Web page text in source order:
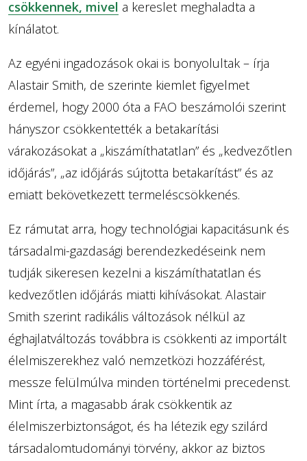
csökkennek, mivel a kereslet meghaladta a
kínálatot.
Az egyéni ingadozások okai is bonyolultak – írja
Alastair Smith, de szerinte kiemlet figyelmet
érdemel, hogy 2000 óta a FAO beszámolói szerint
hányszor csökkentették a betakarítási
várakozásokat a „kiszámíthatatlan” és „kedvezőtlen
időjárás”, „az időjárás sújtotta betakarítást” és az
emiatt bekövetkezett termeléscsökkenés.
Ez rámutat arra, hogy technológiai kapacitásunk és
társadalmi-gazdasági berendezkedéseink nem
tudják sikeresen kezelni a kiszámíthatatlan és
kedvezőtlen időjárás miatti kihívásokat. Alastair
Smith szerint radikális változások nélkül az
éghajlatváltozás továbbra is csökkenti az importált
élelmiszerekhez való nemzetközi hozzáférést,
messze felülmúlva minden történelmi precedenst.
Mint írta, a magasabb árak csökkentik az
élelmiszerbiztonságot, és ha létezik egy szilárd
társadalomtudományi törvény, akkor az biztos